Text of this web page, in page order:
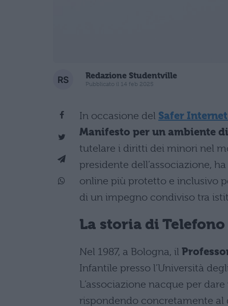
Redazione Studentville
Pubblicato il 14 feb 2025
In occasione del Safer
Manifesto per un ambiente
tutelare i diritti dei minori nel
presidente dell’associazione,
online più protetto e inclusivo
di un impegno condiviso tra
La storia di
Nel 1987, a Bologna, il
Infantile presso l’Università
L’associazione nacque per
rispondendo concretamente al